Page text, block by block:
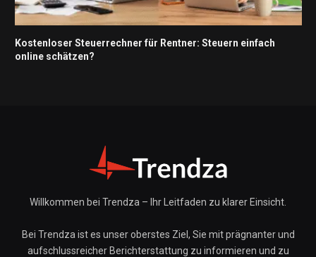
Kostenloser Steuerrechner für Rentner: Steuern einfach
online schätzen?
Willkommen bei Trendza – Ihr Leitfaden zu klarer Einsicht.
Bei Trendza ist es unser oberstes Ziel, Sie mit prägnanter und
aufschlussreicher Berichterstattung zu informieren und zu